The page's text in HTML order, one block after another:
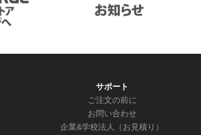
サポート
ご注文の前に
お問い合わせ
企業&学校法人（お見積り）